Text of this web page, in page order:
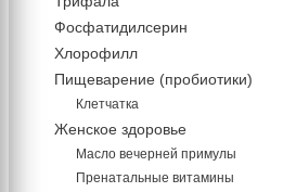
Фосфатидилсерин
Хлорофилл
Пищеварение (пробиотики)
Клетчатка
Женское здоровье
Масло вечерней примулы
Пренатальные витамины